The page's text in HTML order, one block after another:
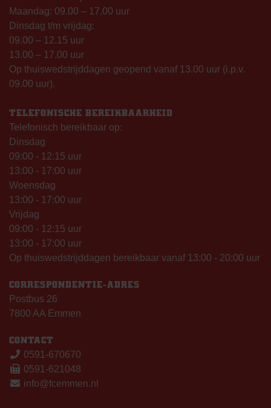
Maandag: 09.00 – 17.00 uur
Dinsdag t/m vrijdag:
09.00 – 12.15 uur
13.00 – 17.00 uur
Op thuiswedstrijddagen geopend vanaf 13.00 uur (i.p.v.
09.00 uur).
TELEFONISCHE BEREIKBAARHEID
Telefonisch bereikbaar op:
Dinsdag
09:00 - 12:15 uur
13:00 - 17:00 uur
Woensdag
13:00 - 17:00 uur
Vrijdag
09:00 - 12:15 uur
13:00 - 17:00 uur
Op thuiswedstrijddagen bereikbaar vanaf 13:00 - 20:00 uur
CORRESPONDENTIE-ADRES
Postbus 26
7800 AA Emmen
CONTACT
0591-670670
0591-621048
info@fcemmen.nl